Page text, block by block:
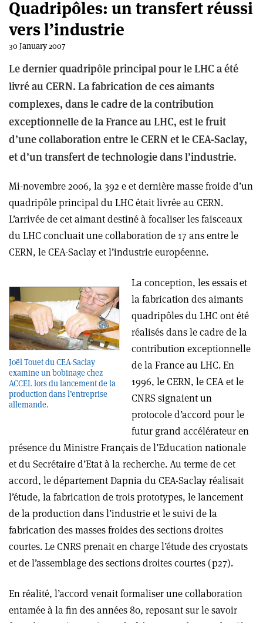
Quadripôles: un transfert réussi
vers l’industrie
30 January 2007
Le dernier quadripôle principal pour le LHC a été
livré au CERN. La fabrication de ces aimants
complexes, dans le cadre de la contribution
exceptionnelle de la France au LHC, est le fruit
d’une collaboration entre le CERN et le CEA-Saclay,
et d’un transfert de technologie dans l’industrie.
Mi-novembre 2006, la 392 e et dernière masse froide d’un
quadripôle principal du LHC était livrée au CERN.
L’arrivée de cet aimant destiné à focaliser les faisceaux
du LHC concluait une collaboration de 17 ans entre le
CERN, le CEA-Saclay et l’industrie européenne.
Joël Touet du CEA-Saclay
examine un bobinage chez
ACCEL lors du lancement de la
production dans l’entreprise
allemande.
La conception, les essais et
la fabrication des aimants
quadri­pôles du LHC ont été
réalisés dans le cadre de la
contribution exceptionnelle
de la France au LHC. En
1996, le CERN, le CEA et le
CNRS signaient un
protocole d’accord pour le
futur grand accélérateur en
présence du Ministre Français de l’Education nationale
et du Secrétaire d’Etat à la recherche. Au terme de cet
accord, le département Dapnia du CEA-Saclay réalisait
l’étude, la fabrication de trois prototypes, le lancement
de la production dans l’industrie et le suivi de la
fabrication des masses froides des sections droites
courtes. Le CNRS prenait en charge l’étude des cryostats
et de l’assemblage des sections droites courtes (p27).
En réalité, l’accord venait formaliser une collaboration
entamée à la fin des années 80, reposant sur le savoir